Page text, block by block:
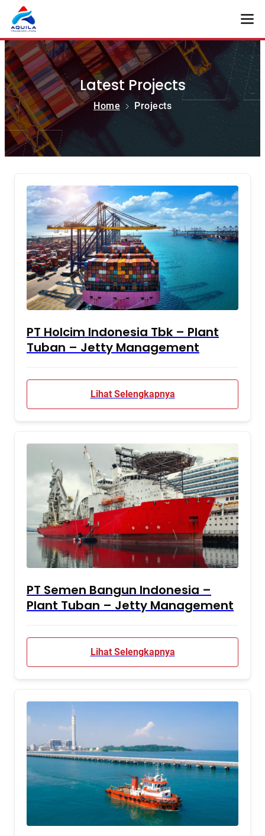
Latest Projects
Home Projects
PT Holcim Indonesia Tbk – Plant
Tuban – Jetty Management
Lihat Selengkapnya
PT Semen Bangun Indonesia –
Plant Tuban – Jetty Management
Lihat Selengkapnya